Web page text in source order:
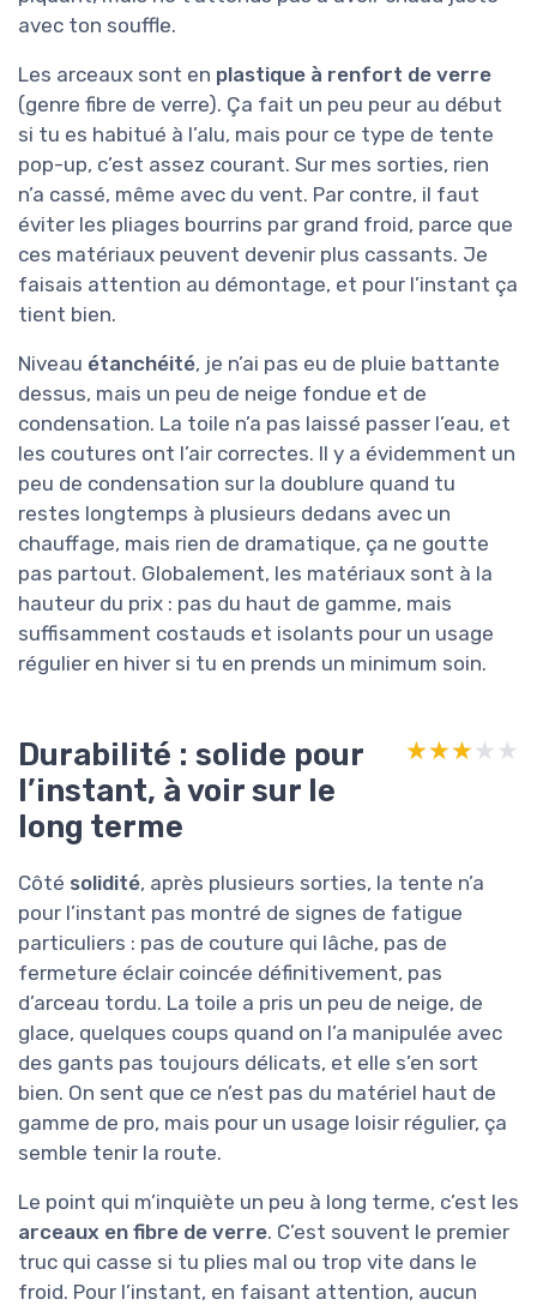
avec ton souffle.
Les arceaux sont en plastique à renfort de verre
(genre fibre de verre). Ça fait un peu peur au début
si tu es habitué à l’alu, mais pour ce type de tente
pop-up, c’est assez courant. Sur mes sorties, rien
n’a cassé, même avec du vent. Par contre, il faut
éviter les pliages bourrins par grand froid, parce que
ces matériaux peuvent devenir plus cassants. Je
faisais attention au démontage, et pour l’instant ça
tient bien.
Niveau étanchéité, je n’ai pas eu de pluie battante
dessus, mais un peu de neige fondue et de
condensation. La toile n’a pas laissé passer l’eau, et
les coutures ont l’air correctes. Il y a évidemment un
peu de condensation sur la doublure quand tu
restes longtemps à plusieurs dedans avec un
chauffage, mais rien de dramatique, ça ne goutte
pas partout. Globalement, les matériaux sont à la
hauteur du prix : pas du haut de gamme, mais
suffisamment costauds et isolants pour un usage
régulier en hiver si tu en prends un minimum soin.
Durabilité : solide pour
l’instant, à voir sur le
long terme
★★★★★
★★★★★
Côté solidité, après plusieurs sorties, la tente n’a
pour l’instant pas montré de signes de fatigue
particuliers : pas de couture qui lâche, pas de
fermeture éclair coincée définitivement, pas
d’arceau tordu. La toile a pris un peu de neige, de
glace, quelques coups quand on l’a manipulée avec
des gants pas toujours délicats, et elle s’en sort
bien. On sent que ce n’est pas du matériel haut de
gamme de pro, mais pour un usage loisir régulier, ça
semble tenir la route.
Le point qui m’inquiète un peu à long terme, c’est les
arceaux en fibre de verre. C’est souvent le premier
truc qui casse si tu plies mal ou trop vite dans le
froid. Pour l’instant, en faisant attention, aucun